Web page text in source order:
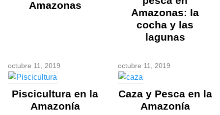
Amazonas
Amazonas: la
cocha y las
lagunas
octubre 11, 2019
Piscicultura en la
Amazonía
octubre 11, 2019
Caza y Pesca en la
Amazonía